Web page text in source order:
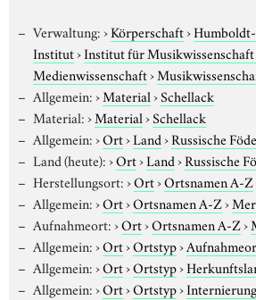
Verwaltung:›Körperschaft›
Institut›Institut für Musikwissenschaft
Medienwissenschaft›
Allgemein:›Material›Schellack
Material:›Material›Schellack
Allgemein:›Ort›Land›Russische
Land (heute):›Ort›Land›Russische
Herstellungsort:›Ort›Ortsnamen A-Z
Allgemein:›Ort›Ortsnamen A-Z›
Aufnahmeort:›Ort›Ortsnamen A-Z›
Allgemein:›Ort›Ortstyp›
Allgemein:›Ort›Ortstyp›
Allgemein:›Ort›Ortstyp›